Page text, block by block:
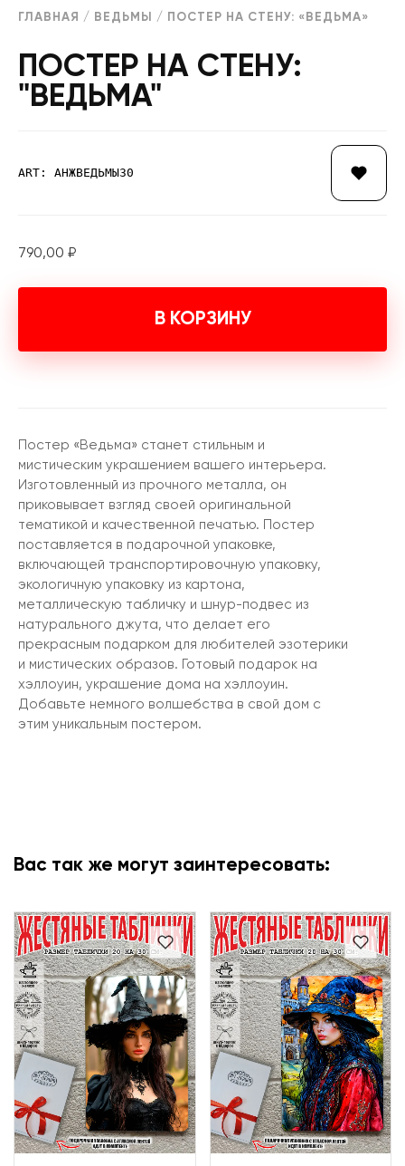
ГЛАВНАЯ / ВЕДЬМЫ / ПОСТЕР НА СТЕНУ: «ВЕДЬМА»
ПОСТЕР НА СТЕНУ:
"ВЕДЬМА"
ART: АНЖВЕДЬМЫ30
790,00 ₽
В КОРЗИНУ
Постер «Ведьма» станет стильным и
мистическим украшением вашего интерьера.
Изготовленный из прочного металла, он
приковывает взгляд своей оригинальной
тематикой и качественной печатью. Постер
поставляется в подарочной упаковке,
включающей транспортировочную упаковку,
экологичную упаковку из картона,
металлическую табличку и шнур-подвес из
натурального джута, что делает его
прекрасным подарком для любителей эзотерики
и мистических образов. Готовый подарок на
хэллоуин, украшение дома на хэллоуин.
Добавьте немного волшебства в свой дом с
этим уникальным постером.
Вас так же могут заинтересовать: